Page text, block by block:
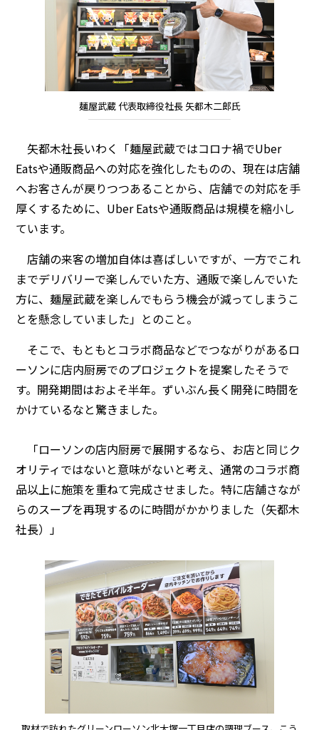
麺屋武蔵 代表取締役社長 矢都木二郎氏
矢都木社長いわく「麺屋武蔵ではコロナ禍でUber
Eatsや通販商品への対応を強化したものの、現在は店舗
へお客さんが戻りつつあることから、店舗での対応を手
厚くするために、Uber Eatsや通販商品は規模を縮小し
ています。
店舗の来客の増加自体は喜ばしいですが、一方でこれ
までデリバリーで楽しんでいた方、通販で楽しんでいた
方に、麺屋武蔵を楽しんでもらう機会が減ってしまうこ
とを懸念していました」とのこと。
そこで、もともとコラボ商品などでつながりがあるロ
ーソンに店内厨房でのプロジェクトを提案したそうで
す。開発期間はおよそ半年。ずいぶん長く開発に時間を
かけているなと驚きました。
「ローソンの店内厨房で展開するなら、お店と同じク
オリティではないと意味がないと考え、通常のコラボ商
品以上に施策を重ねて完成させました。特に店舗さなが
らのスープを再現するのに時間がかかりました（矢都木
社長）」